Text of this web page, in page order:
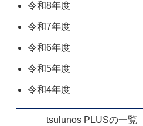
令和8年度
令和7年度
令和6年度
令和5年度
令和4年度
tsulunos PLUSの一覧